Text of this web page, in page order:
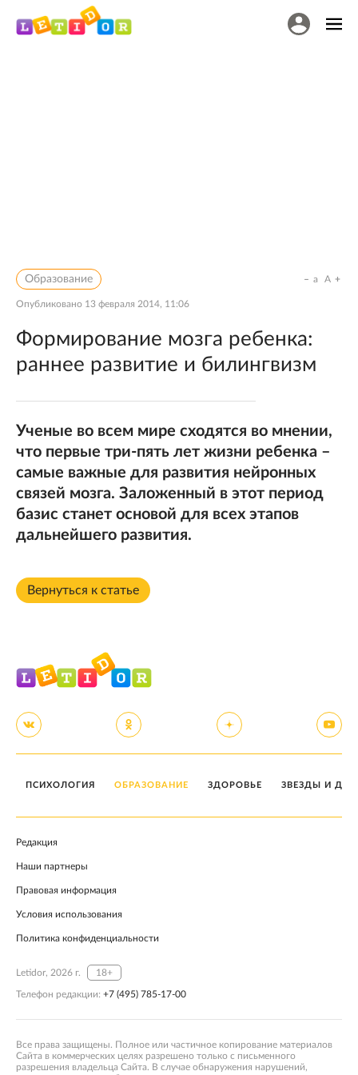
Образование
Опубликовано 13 февраля 2014, 11:06
a A
Формирование мозга ребенка:
раннее развитие и билингвизм
Ученые во всем мире сходятся во мнении,
что первые три-пять лет жизни ребенка –
самые важные для развития нейронных
связей мозга. Заложенный в этот период
базис станет основой для всех этапов
дальнейшего развития.
Вернуться к статье
ПСИХОЛОГИЯ ОБРАЗОВАНИЕ ЗДОРОВЬЕ ЗВЕЗДЫ И
Редакция
Наши партнеры
Правовая информация
Условия использования
Политика конфиденциальности
Letidor, 2026 г. 18+
Телефон редакции: +7 (495) 785-17-00
Все права защищены. Полное или частичное копирование материалов
Сайта в коммерческих целях разрешено только с письменного
разрешения владельца Сайта. В случае обнаружения нарушений,